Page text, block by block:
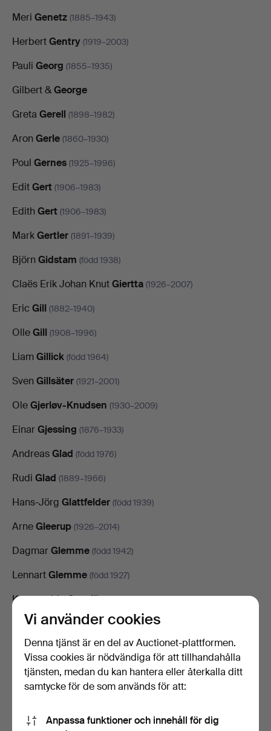
Meri Genetz (1885–1943)
HerbertGentry (1919–2003)
Pauli Georg (1855–1935)
Gilbert &George
Greta Gerell (1898–1982)
Aron Gerle (1860–1930)
Poul Gernes (1925–1996)
EditGert (1906–1983)
Edith Gert (1906–1983)
MarkGertler (1891–1939)
Björn Gidstam (född 1938)
Claës Erik Johan KnutGiertta (1926–2007)
Eric Gill (1882–1940)
OlleGill (1908–1996)
LiamGillick (född 1964)
Sven Gillsäter (1921–2001)
OleGjerløv-Knudsen (1930–2009)
EinarGjessing (1876–1933)
AndreasGlad (född 1976)
Rudi Glad (1889–1966)
Hans-Jörg Glattfelder (född 1939)
ArneGleerup (1926–2014)
DagmarGlemme (född 1942)
LennartGlemme (född 1927)
KonstsmideGnosjö (född 1942)
BerndtGodenhjelm (1799–1881)
John WilliamGodward (1861–1922)
HenriGoetz (1909–1989)
Frederick
Albert Goodwin (1845–1932)
Vi använder cookies
Denna tjänst är en del av Auctionet-plattformen.
Vissa cookies är nödvändiga för att tillhandahålla
tjänsten, medan du kan hantera eller återkalla ditt
samtycke för de som används för att:
Anpassa funktioner och innehåll för dig